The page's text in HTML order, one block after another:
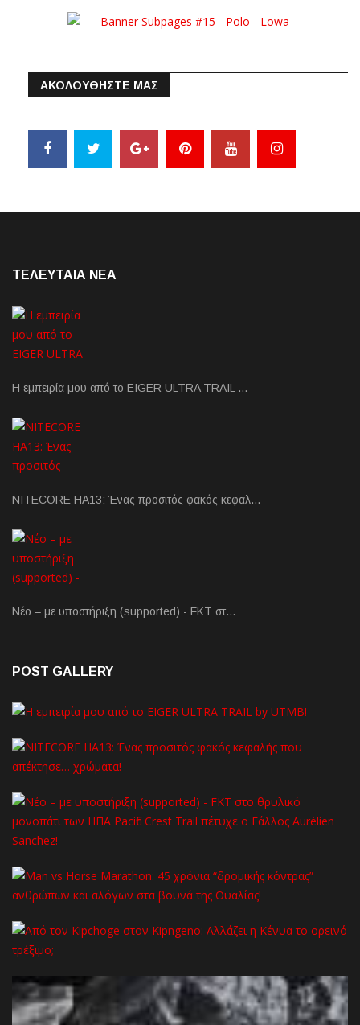
ΑΚΟΛΟΥΘΗΣΤΕ ΜΑΣ
ΤΕΛΕΥΤΑΙΑ NEA
Η εμπειρία μου από το EIGER ULTRA TRAIL …
NITECORE HA13: Ένας προσιτός φακός κεφαλ…
Νέο – με υποστήριξη (supported) - FKT στ…
POST GALLERY